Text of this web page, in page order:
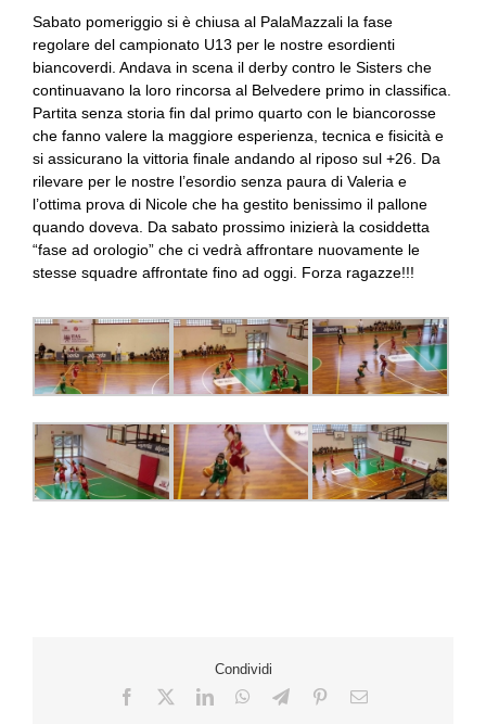
Sabato pomeriggio si è chiusa al PalaMazzali la fase
regolare del campionato U13 per le nostre esordienti
biancoverdi. Andava in scena il derby contro le Sisters che
continuavano la loro rincorsa al Belvedere primo in classifica.
Partita senza storia fin dal primo quarto con le biancorosse
che fanno valere la maggiore esperienza, tecnica e fisicità e
si assicurano la vittoria finale andando al riposo sul +26. Da
rilevare per le nostre l’esordio senza paura di Valeria e
l’ottima prova di Nicole che ha gestito benissimo il pallone
quando doveva. Da sabato prossimo inizierà la cosiddetta
“fase ad orologio” che ci vedrà affrontare nuovamente le
stesse squadre affrontate fino ad oggi. Forza ragazze!!!
Condividi